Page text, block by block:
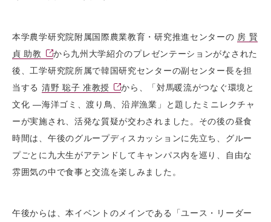
本学農学研究院附属国際農業教育・研究推進センターの 房 賢
貞 助教
から九州大学紹介のプレゼンテーションがなされた
後、工学研究院所属で韓国研究センターの副センター長を担
当する 清野 聡子 准教授
から、「対馬暖流がつなぐ環境と
文化 ―海洋ゴミ、渡り鳥、沿岸漁業」と題したミニレクチャ
ーが実施され、活発な質疑が交わされました。その後の昼食
時間は、午後のグループディスカッションに先立ち、グルー
プごとに九大生がアテンドしてキャンパス内を巡り、自由な
雰囲気の中で食事と交流を楽しみました。
午後からは、本イベントのメインである「ユース・リーダー